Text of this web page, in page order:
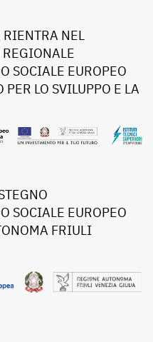
NEL
SOCIALE EUROPEO
LO SVILUPPO E LA
SOCIALE EUROPEO
FRIULI